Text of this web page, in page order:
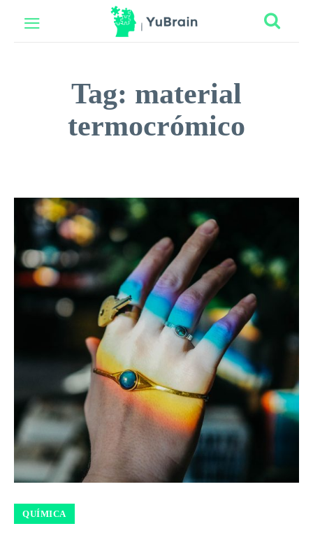
Tag: material
termocrómico
QUÍMICA